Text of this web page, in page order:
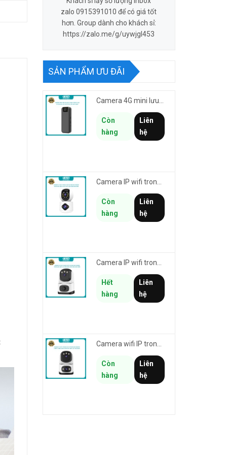
zalo 0915391010 để có giá tốt
hơn. Group dành cho khách sỉ:
https://zalo.me/g/uywjgl453
SẢN PHẨM ƯU ĐÃI
Camera 4G mini lưu hành trình VSTARCAM CB77 phân giải 3MP FullHD 1080P - Action cam quay Vlog
Còn
hàng
Liên
hệ
Còn
hàng
Liên
hệ
Camera IP wifi trong nhà VSTARCAM CS995M phân giải 2MP HD led trợ sáng - cảnh báo khói, gas, cháy
Hết
hàng
Liên
hệ
Còn
hàng
Liên
hệ